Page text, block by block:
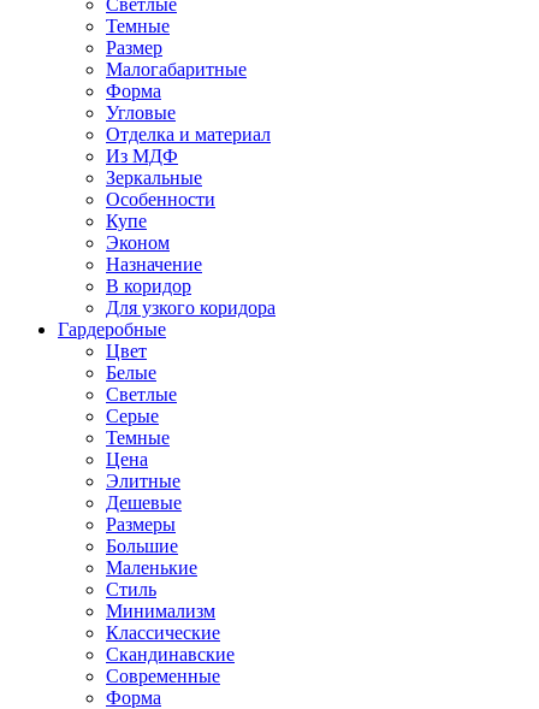
Светлые
Темные
Размер
Малогабаритные
Форма
Угловые
Отделка и материал
Из МДФ
Зеркальные
Особенности
Купе
Эконом
Назначение
В коридор
Для узкого коридора
Гардеробные
Цвет
Белые
Светлые
Серые
Темные
Цена
Элитные
Дешевые
Размеры
Большие
Маленькие
Стиль
Минимализм
Классические
Скандинавские
Современные
Форма